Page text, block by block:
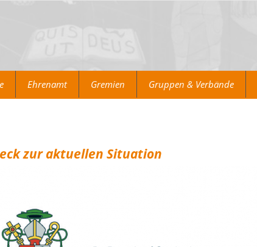
Ehrenamt Gremien Gruppen & Verbände
zur aktuellen Situation